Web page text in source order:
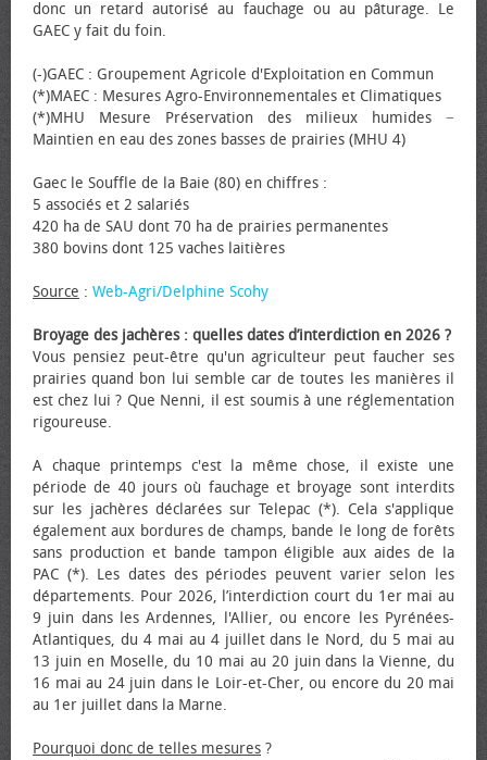
donc un retard autorisé au fauchage ou au pâturage. Le
GAEC y fait du foin.
(-)GAEC : Groupement Agricole d'Exploitation en Commun
(*)MAEC : Mesures Agro-Environnementales et Climatiques
(*)MHU Mesure Préservation des milieux humides −
Maintien en eau des zones basses de prairies (MHU 4)
Gaec le Souffle de la Baie (80) en chiffres :
5 associés et 2 salariés
420 ha de SAU dont 70 ha de prairies permanentes
380 bovins dont 125 vaches laitières
Source : Web-Agri/Delphine Scohy
Broyage des jachères : quelles dates d’interdiction en 2026 ?
Vous pensiez peut-être qu'un agriculteur peut faucher ses
prairies quand bon lui semble car de toutes les manières il
est chez lui ? Que Nenni, il est soumis à une réglementation
rigoureuse.
A chaque printemps c'est la même chose, il existe une
période de 40 jours où fauchage et broyage sont interdits
sur les jachères déclarées sur Telepac (*). Cela s'applique
également aux bordures de champs, bande le long de forêts
sans production et bande tampon éligible aux aides de la
PAC (*). Les dates des périodes peuvent varier selon les
départements. Pour 2026, l’interdiction court du 1er mai au
9 juin dans les Ardennes, l'Allier, ou encore les Pyrénées-
Atlantiques, du 4 mai au 4 juillet dans le Nord, du 5 mai au
13 juin en Moselle, du 10 mai au 20 juin dans la Vienne, du
16 mai au 24 juin dans le Loir-et-Cher, ou encore du 20 mai
au 1er juillet dans la Marne.
Pourquoi donc de telles mesures ?